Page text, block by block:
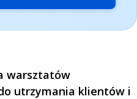
warsztatów
utrzymania klientów i